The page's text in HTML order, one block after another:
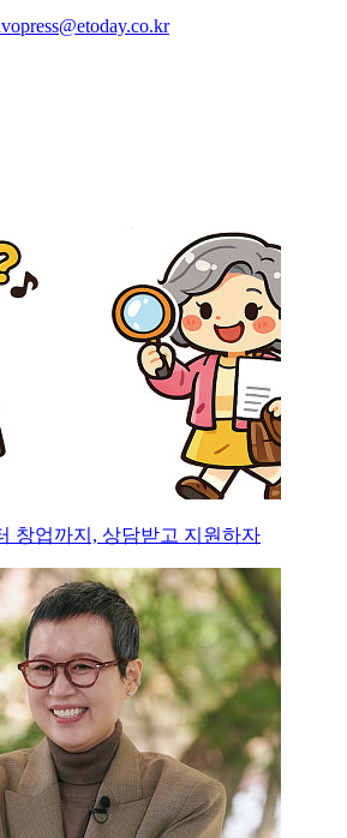
창업까지, 상담받고 지원하자